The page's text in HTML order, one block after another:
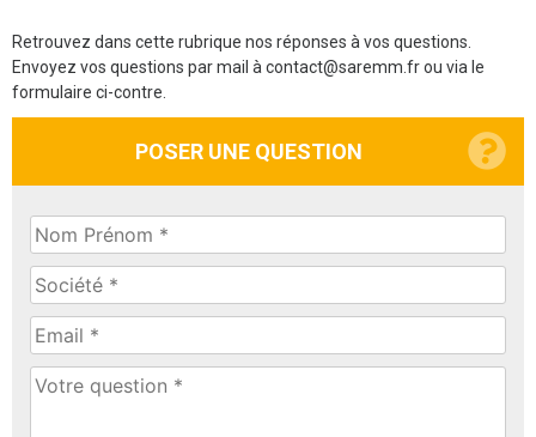
Retrouvez dans cette rubrique nos réponses à vos questions.
Envoyez vos questions par mail à contact@saremm.fr ou via le
formulaire ci-contre.
POSER UNE QUESTION